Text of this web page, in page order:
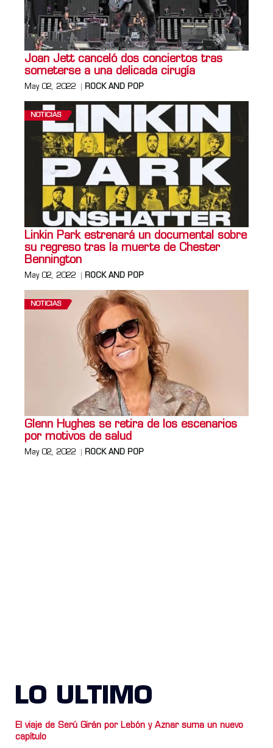
Joan Jett canceló dos conciertos tras
someterse a una delicada cirugía
May 02, 2022 ROCK AND POP
NOTICIAS
Linkin Park estrenará un documental sobre
su regreso tras la muerte de Chester
Bennington
May 02, 2022 ROCK AND POP
NOTICIAS
Glenn Hughes se retira de los escenarios
por motivos de salud
May 02, 2022 ROCK AND POP
LO ULTIMO
El viaje de Serú Girán por Lebón y Aznar suma un nuevo
capítulo